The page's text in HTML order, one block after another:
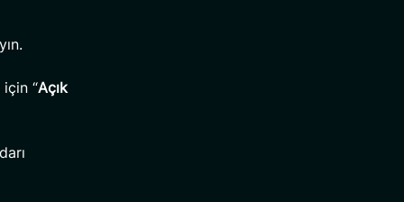
“Açık